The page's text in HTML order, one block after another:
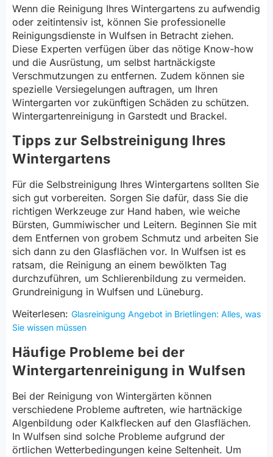
Wenn die Reinigung Ihres Wintergartens zu aufwendig
oder zeitintensiv ist, können Sie professionelle
Reinigungsdienste in Wulfsen in Betracht ziehen.
Diese Experten verfügen über das nötige Know-how
und die Ausrüstung, um selbst hartnäckigste
Verschmutzungen zu entfernen. Zudem können sie
spezielle Versiegelungen auftragen, um Ihren
Wintergarten vor zukünftigen Schäden zu schützen.
Wintergartenreinigung in Garstedt und Brackel.
Tipps zur Selbstreinigung Ihres
Wintergartens
Für die Selbstreinigung Ihres Wintergartens sollten Sie
sich gut vorbereiten. Sorgen Sie dafür, dass Sie die
richtigen Werkzeuge zur Hand haben, wie weiche
Bürsten, Gummiwischer und Leitern. Beginnen Sie mit
dem Entfernen von grobem Schmutz und arbeiten Sie
sich dann zu den Glasflächen vor. In Wulfsen ist es
ratsam, die Reinigung an einem bewölkten Tag
durchzuführen, um Schlierenbildung zu vermeiden.
Grundreinigung in Wulfsen und Lüneburg.
Weiterlesen: Glasreinigung Angebot in Brietlingen: Alles, was
Sie wissen müssen
Häufige Probleme bei der
Wintergartenreinigung in Wulfsen
Bei der Reinigung von Wintergärten können
verschiedene Probleme auftreten, wie hartnäckige
Algenbildung oder Kalkflecken auf den Glasflächen.
In Wulfsen sind solche Probleme aufgrund der
örtlichen Wetterbedingungen keine Seltenheit. Um